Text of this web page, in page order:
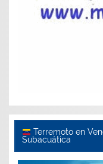
Terremoto en
Subacuática